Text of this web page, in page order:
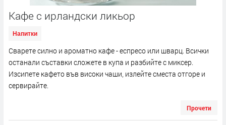
Кафе с ирландски ликьор
Напитки
Сварете силно и ароматно кафе - еспресо или шварц. Всички
останали съставки сложете в купа и разбийте с миксер.
Изсипете кафето във високи чаши, излейте сместа отгоре и
сервирайте.
Прочети